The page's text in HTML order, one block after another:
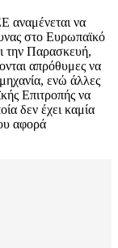
αναμένεται να
στο Ευρωπαϊκό
την Παρασκευή,
απρόθυμες να
ενώ άλλες
Επιτροπής να
δεν έχει καμία
αφορά